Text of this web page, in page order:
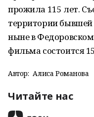
прожила 115 лет.
территории бывшей
ныне в
фильма состоится
Автор: Алиса Романова
Читайте нас